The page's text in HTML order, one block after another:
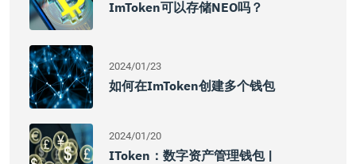
ImToken可以存储NEO吗？
2024/01/23
如何在imToken创建多个钱包
2024/01/20
IToken：数字资产管理钱包 |